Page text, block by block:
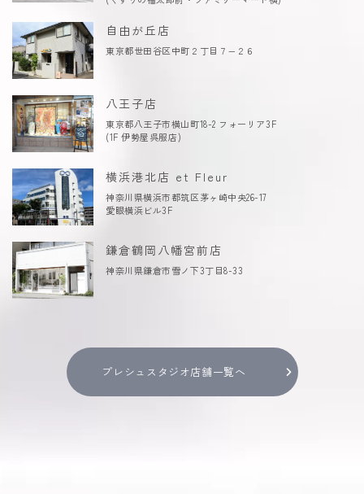
自由が丘店
東京都世田谷区中町２丁目７−２６
八王子店
東京都八王子市横山町18-2 フォーリア3F
(1F 伊勢屋呉服店)
横浜港北店 et Fleur
神奈川県横浜市都筑区茅ヶ崎中央26-17
愛眼横浜ビル3F
鎌倉鶴岡八幡宮前店
神奈川県鎌倉市雪ノ下3丁目8-33
プレシュスタジオ店舗一覧へ